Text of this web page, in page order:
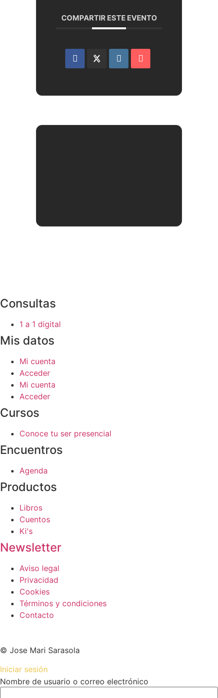
COMPARTIR ESTE EVENTO
Consultas
1 a 1 digital
Mis datos
Mi cuenta
Acceder
Mi cuenta
Acceder
Cursos
Conoce tu ser presencial
Encuentros
Agenda
Productos
Libros
Cuentos
Ki's
Newsletter
Aviso legal
Privacidad
Cookies
Términos y condiciones
Contacto
© Jose Mari Sarasola
Iniciar sesión
Nombre de usuario o correo electrónico